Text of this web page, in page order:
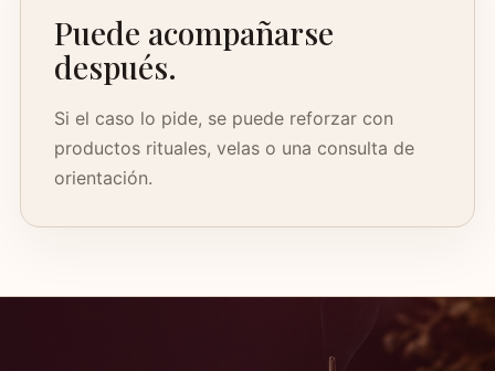
Puede acompañarse
después.
Si el caso lo pide, se puede reforzar con
productos rituales, velas o una consulta de
orientación.